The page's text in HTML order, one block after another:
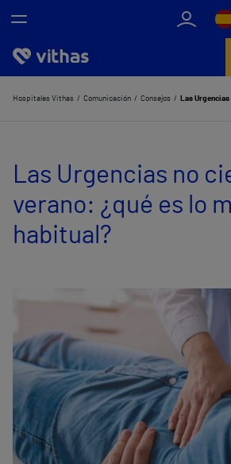
Nosotros
Servicios de salud
Equipo médico y asistencial
Hospitales Vithas Comunicación Consejos
Las Urgencias no
verano: ¿qué es lo
habitual?